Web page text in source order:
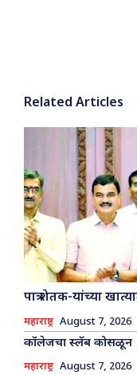
Related Articles
पात्र शेतक-यांच्या
महाराष्ट्र August 7, 2026
कॉलेजचा स्लॅब कोसळून
महाराष्ट्र August 7, 2026